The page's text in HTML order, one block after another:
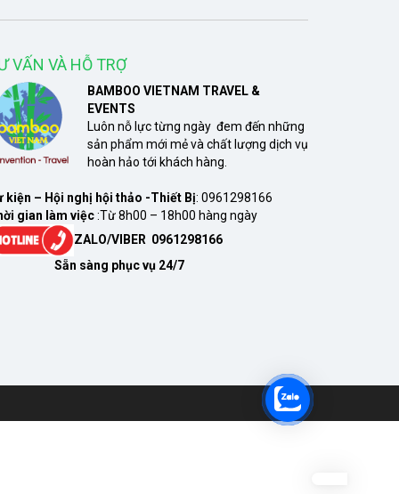
VẤN VÀ HỖ TRỢ
BAMBOO VIETNAM TRAVEL &
EVENTS
Luôn nỗ lực từng ngày đem đến những
sản phẩm mới mẻ và chất lượng dịch vụ
hoàn hảo tới khách hàng.
kiện – Hội nghị hội thảo -Thiết Bị: 0961298166
gian làm việc:Từ 8h00 – 18h00 hàng ngày
ZALO/VIBER 0961298166
sàng phục vụ 24/7